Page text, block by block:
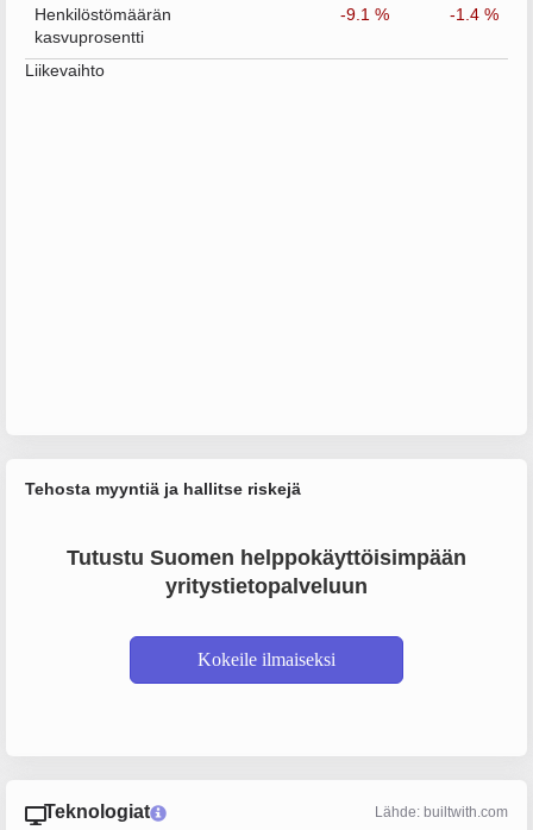
Henkilöstömäärän
kasvuprosentti
-9.1 % -1.4 %
Liikevaihto
Tehosta myyntiä ja hallitse riskejä
Tutustu Suomen helppokäyttöisimpään
yritystietopalveluun
Kokeile ilmaiseksi
Teknologiat Lähde: builtwith.com